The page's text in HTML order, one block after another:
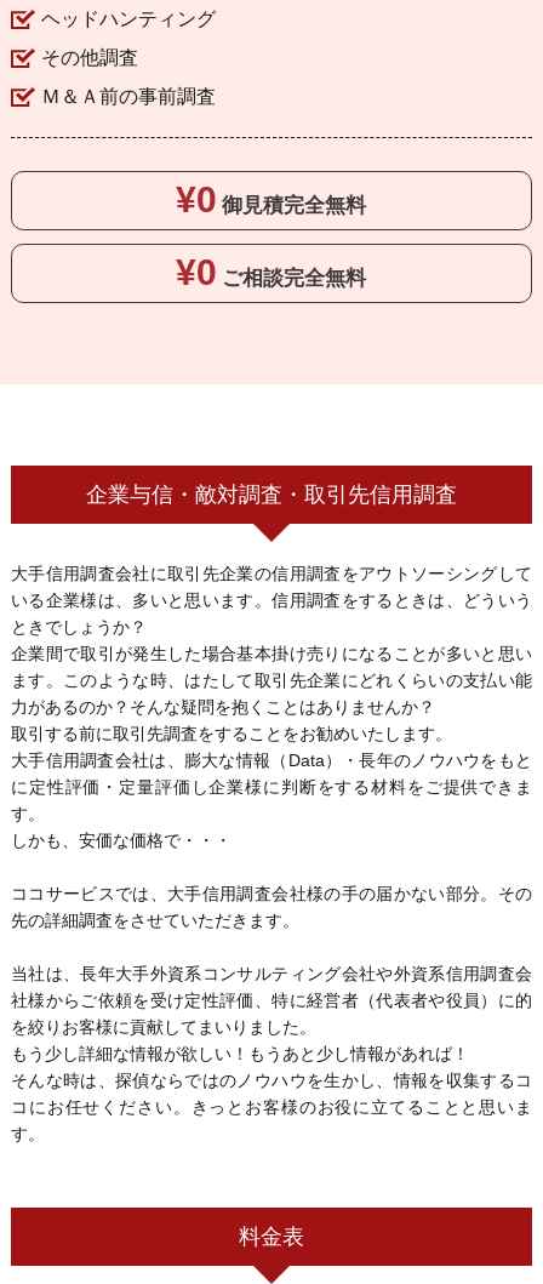
ヘッドハンティング
その他調査
Ｍ＆Ａ前の事前調査
¥0 御見積完全無料
¥0 ご相談完全無料
企業与信・敵対調査・取引先信用調査
大手信用調査会社に取引先企業の信用調査をアウトソーシングして
いる企業様は、多いと思います。信用調査をするときは、どういう
ときでしょうか？
企業間で取引が発生した場合基本掛け売りになることが多いと思い
ます。このような時、はたして取引先企業にどれくらいの支払い能
力があるのか？ そんな疑問を抱くことはありませんか？
取引する前に取引先調査をすることをお勧めいたします。
大手信用調査会社は、膨大な情報（Data）・長年のノウハウをもと
に定性評価・定量評価し企業様に判断をする材料をご提供できま
す。
しかも、安価な価格で・・・
ココサービスでは、大手信用調査会社様の手の届かない部分。その
先の詳細調査をさせていただきます。
当社は、長年大手外資系コンサルティング会社や外資系信用調査会
社様からご依頼を受け定性評価、特に経営者（代表者や役員）に的
を絞りお客様に貢献してまいりました。
もう少し詳細な情報が欲しい！もうあと少し情報があれば！
そんな時は、探偵ならではのノウハウを生かし、情報を収集するコ
コにお任せください。きっとお客様のお役に立てることと思いま
す。
料金表